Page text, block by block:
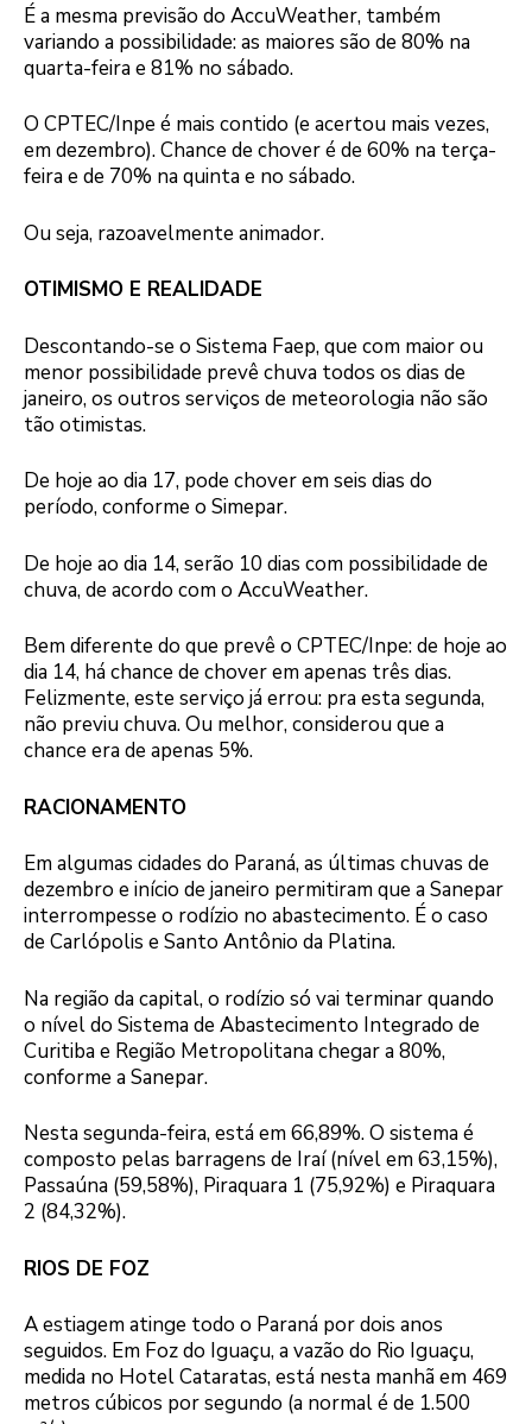
É a mesma previsão do AccuWeather, também
variando a possibilidade: as maiores são de 80% na
quarta-feira e 81% no sábado.
O CPTEC/Inpe é mais contido (e acertou mais vezes,
em dezembro). Chance de chover é de 60% na terça-
feira e de 70% na quinta e no sábado.
Ou seja, razoavelmente animador.
OTIMISMO E REALIDADE
Descontando-se o Sistema Faep, que com maior ou
menor possibilidade prevê chuva todos os dias de
janeiro, os outros serviços de meteorologia não são
tão otimistas.
De hoje ao dia 17, pode chover em seis dias do
período, conforme o Simepar.
De hoje ao dia 14, serão 10 dias com possibilidade de
chuva, de acordo com o AccuWeather.
Bem diferente do que prevê o CPTEC/Inpe: de hoje ao
dia 14, há chance de chover em apenas três dias.
Felizmente, este serviço já errou: pra esta segunda,
não previu chuva. Ou melhor, considerou que a
chance era de apenas 5%.
RACIONAMENTO
Em algumas cidades do Paraná, as últimas chuvas de
dezembro e início de janeiro permitiram que a Sanepar
interrompesse o rodízio no abastecimento. É o caso
de Carlópolis e Santo Antônio da Platina.
Na região da capital, o rodízio só vai terminar quando
o nível do Sistema de Abastecimento Integrado de
Curitiba e Região Metropolitana chegar a 80%,
conforme a Sanepar.
Nesta segunda-feira, está em 66,89%. O sistema é
composto pelas barragens de Iraí (nível em 63,15%),
Passaúna (59,58%), Piraquara 1 (75,92%) e Piraquara
2 (84,32%).
RIOS DE FOZ
A estiagem atinge todo o Paraná por dois anos
seguidos. Em Foz do Iguaçu, a vazão do Rio Iguaçu,
medida no Hotel Cataratas, está nesta manhã em 469
metros cúbicos por segundo (a normal é de 1.500